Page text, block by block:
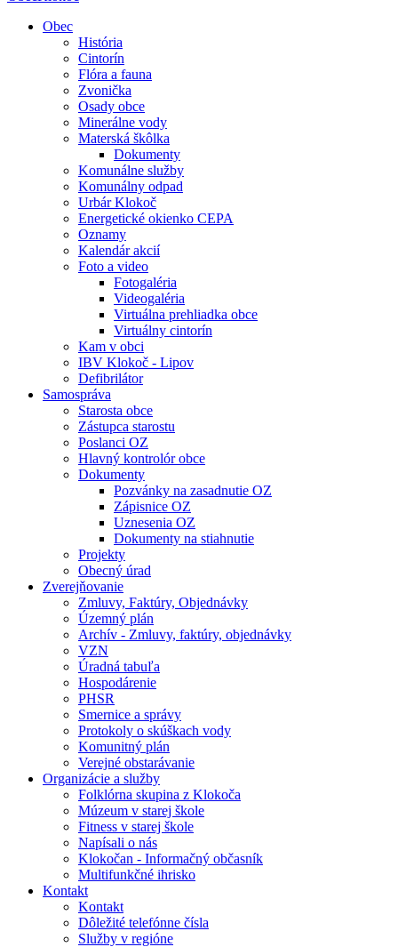
Obec
História
Cintorín
Flóra a fauna
Zvonička
Osady obce
Minerálne vody
Materská škôlka
Dokumenty
Komunálne služby
Komunálny odpad
Urbár Klokoč
Energetické okienko CEPA
Oznamy
Kalendár akcií
Foto a video
Fotogaléria
Videogaléria
Virtuálna prehliadka obce
Virtuálny cintorín
Kam v obci
IBV Klokoč - Lipov
Defibrilátor
Samospráva
Starosta obce
Zástupca starostu
Poslanci OZ
Hlavný kontrolór obce
Dokumenty
Pozvánky na zasadnutie OZ
Zápisnice OZ
Uznesenia OZ
Dokumenty na stiahnutie
Projekty
Obecný úrad
Zverejňovanie
Zmluvy, Faktúry, Objednávky
Územný plán
Archív - Zmluvy, faktúry, objednávky
VZN
Úradná tabuľa
Hospodárenie
PHSR
Smernice a správy
Protokoly o skúškach vody
Komunitný plán
Verejné obstarávanie
Organizácie a služby
Folklórna skupina z Klokoča
Múzeum v starej škole
Fitness v starej škole
Napísali o nás
Klokočan - Informačný občasník
Multifunkčné ihrisko
Kontakt
Kontakt
Dôležité telefónne čísla
Služby v regióne